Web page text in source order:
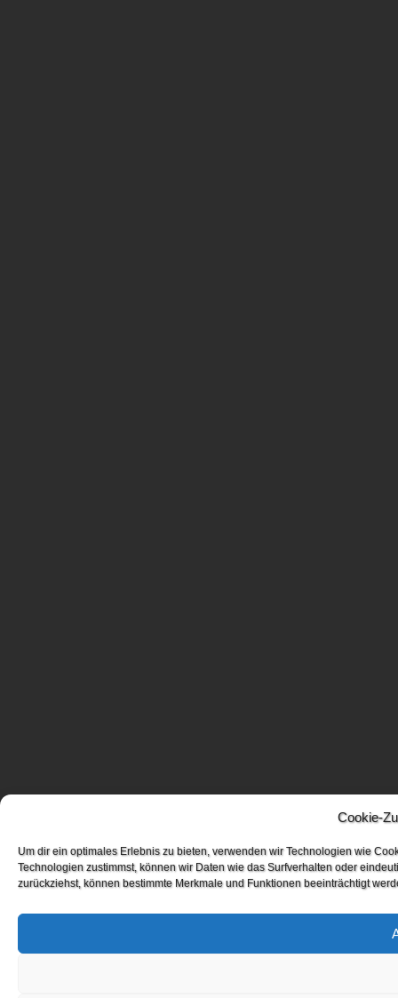
Cookie-
Um dir ein optimales Erlebnis zu bieten, verwenden wir Technologien wie
Technologien zustimmst, können wir Daten wie das Surfverhalten oder
zurückziehst, können bestimmte Merkmale und Funktionen beeinträchtigt